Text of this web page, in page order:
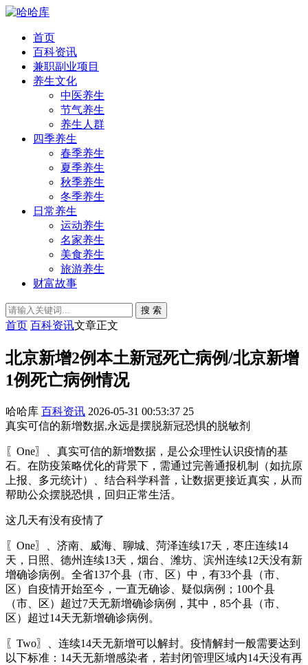
首页
百科资讯
兼职副业项目
养生文化
中医养生
节气养生
养生人群
四季养生
春季养生
夏季养生
秋季养生
冬季养生
日常养生
运动养生
名家养生
美食养生
旅游养生
财富故事
搜 索
首页 百科资讯文章正文
北京新增2例本土新冠死亡病例/北京新增
1例死亡病例情况
哈哈库 百科资讯 2026-05-31 00:53:37 25
真实可信的新增数据,永远是摆脱新冠恐惧的脱敏剂
〖One〗、真实可信的新增数据，是公众理性认识疫情的基
石。在防疫策略优化的背景下，需通过完善通报机制（如抗原
上报、多元统计）、结合科学科普，让数据更接近真实，从而
帮助公众摆脱恐惧，回归正常生活。
这几天有没有疫情了
〖One〗、济南、威海、聊城、菏泽连续17天，枣庄连续14
天，日照、德州连续13天，烟台、潍坊、滨州连续12天没有新
增确诊病例。全省137个县（市、区）中，有33个县（市、
区）自疫情开始至今，一直无确诊、疑似病例；100个县
（市、区）超过7天无新增确诊病例，其中，85个县（市、
区）超过14天无新增确诊病例。
〖Two〗、连续14天无新增可以解封。疫情解封一般需要达到
以下标准：14天无新增感染者，若封闭管理区域内14天没有再